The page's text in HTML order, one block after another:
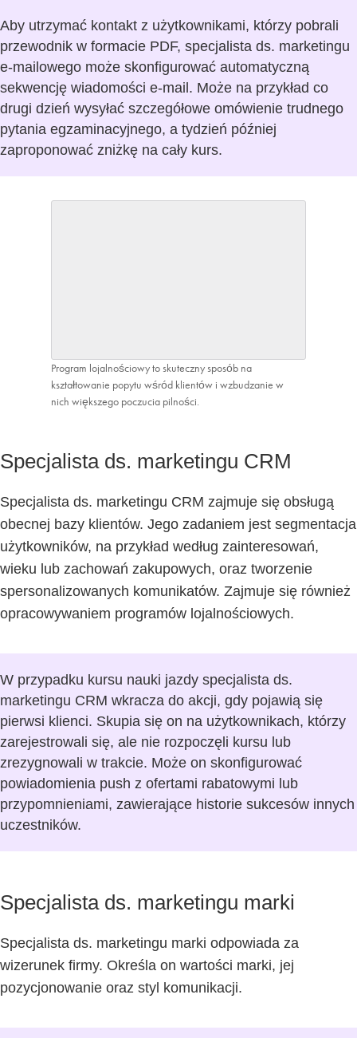
Aby utrzymać kontakt z użytkownikami, którzy pobrali
przewodnik w formacie PDF, specjalista ds. marketingu
e-mailowego może skonfigurować automatyczną
sekwencję wiadomości e-mail. Może na przykład co
drugi dzień wysyłać szczegółowe omówienie trudnego
pytania egzaminacyjnego, a tydzień później
zaproponować zniżkę na cały kurs.
Program lojalnościowy to skuteczny sposób na
kształtowanie popytu wśród klientów i wzbudzanie w
nich większego poczucia pilności.
Specjalista ds. marketingu CRM
Specjalista ds. marketingu CRM zajmuje się obsługą
obecnej bazy klientów. Jego zadaniem jest segmentacja
użytkowników, na przykład według zainteresowań,
wieku lub zachowań zakupowych, oraz tworzenie
spersonalizowanych komunikatów. Zajmuje się również
opracowywaniem programów lojalnościowych.
W przypadku kursu nauki jazdy specjalista ds.
marketingu CRM wkracza do akcji, gdy pojawią się
pierwsi klienci. Skupia się on na użytkownikach, którzy
zarejestrowali się, ale nie rozpoczęli kursu lub
zrezygnowali w trakcie. Może on skonfigurować
powiadomienia push z ofertami rabatowymi lub
przypomnieniami, zawierające historie sukcesów innych
uczestników.
Specjalista ds. marketingu marki
Specjalista ds. marketingu marki odpowiada za
wizerunek firmy. Określa on wartości marki, jej
pozycjonowanie oraz styl komunikacji.